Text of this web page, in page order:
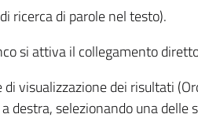
ricerca di parole nel testo).
si attiva il collegamento
visualizzazione dei risultati
destra, selezionando una delle